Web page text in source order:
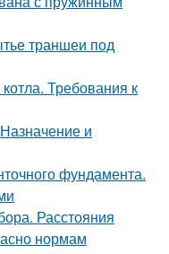
траншеи под
Требования к
и
фундамента.
Расстояния
нормам